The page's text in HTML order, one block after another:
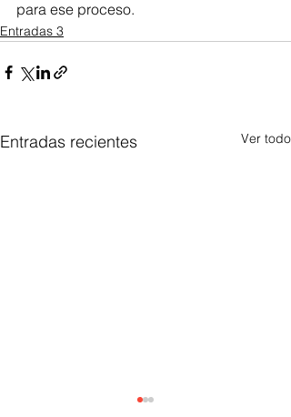
para ese proceso.
Entradas 3
Entradas recientes Ver todo